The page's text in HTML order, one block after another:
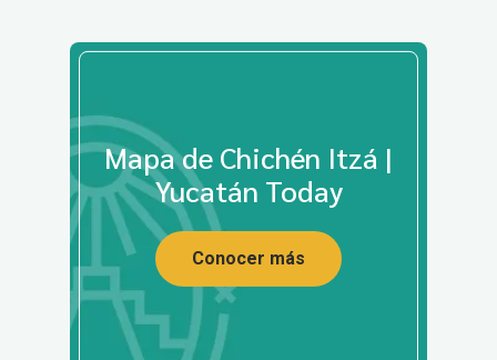
Mapa de Chichén Itzá |
Yucatán Today
Conocer más